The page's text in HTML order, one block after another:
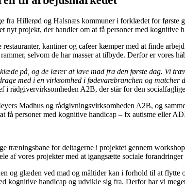
fra Hillerød og Halsnæs kommuner i forklædet for første
nyt projekt, der handler om at få personer med kognitive
kantiner og cafeer kæmper med at finde
selvom de har masser at tilbyde. Derfor er vores
på, og de lærer at lave mad fra den første dag. Vi
med i en virksomhed i fødevarebranchen og
i rådgivervirksomheden A2B, der står for den
Madhus og rådgivningsvirksomheden A2B, og
få personer med kognitive handicap – fx autisme eller
træningsbane for deltagerne i projektet gennem
af vores projekter med at igangsætte sociale
og glæden ved mad og måltider kan i forhold til at flytte
kognitive handicap og udvikle sig fra. Derfor har vi